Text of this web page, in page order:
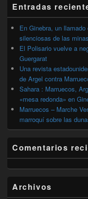
lateral
primaria
Entradas
En Ginebra, un
silenciosas de las
El Polisario vuelve a
Guergarat
Una revista
de Argel contra
Sahara : Marruecos,
«mesa redonda» en
Marruecos – Marche
marroquí sobre las
Comentarios
Archivos